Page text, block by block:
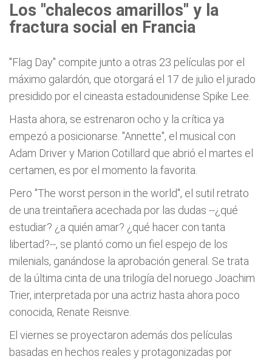
Los "chalecos amarillos" y la
fractura social en Francia
"Flag Day" compite junto a otras 23 películas por el
máximo galardón, que otorgará el 17 de julio el jurado
presidido por el cineasta estadounidense Spike Lee.
Hasta ahora, se estrenaron ocho y la crítica ya
empezó a posicionarse. "Annette", el musical con
Adam Driver y Marion Cotillard que abrió el martes el
certamen, es por el momento la favorita.
Pero "The worst person in the world", el sutil retrato
de una treintañera acechada por las dudas --¿qué
estudiar? ¿a quién amar? ¿qué hacer con tanta
libertad?--, se plantó como un fiel espejo de los
milenials, ganándose la aprobación general. Se trata
de la última cinta de una trilogía del noruego Joachim
Trier, interpretada por una actriz hasta ahora poco
conocida, Renate Reisnve.
El viernes se proyectaron además dos películas
basadas en hechos reales y protagonizadas por